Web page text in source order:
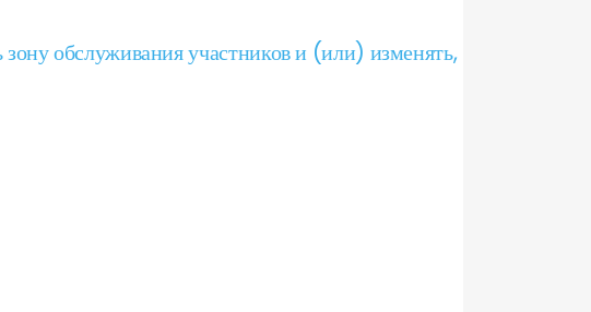
обслуживания участников и (или) изменять,